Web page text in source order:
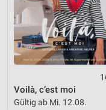
Voilà, c’est moi
Gültig ab Mi. 12.08.